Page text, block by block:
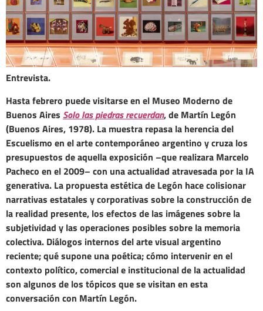
Entrevista.
Hasta febrero puede visitarse en el Museo Moderno de
Buenos Aires Solo las piedras recuerdan, de Martín Legón
(Buenos Aires, 1978). La muestra repasa la herencia del
Escuelismo en el arte contemporáneo argentino y cruza los
presupuestos de aquella exposición –que realizara Marcelo
Pacheco en el 2009– con una actualidad atravesada por la IA
generativa. La propuesta estética de Legón hace colisionar
narrativas estatales y corporativas sobre la construcción de
la realidad presente, los efectos de las imágenes sobre la
subjetividad y las operaciones posibles sobre la memoria
colectiva. Diálogos internos del arte visual argentino
reciente; qué supone una poética; cómo intervenir en el
contexto político, comercial e institucional de la actualidad
son algunos de los tópicos que se visitan en esta
conversación con Martín Legón.